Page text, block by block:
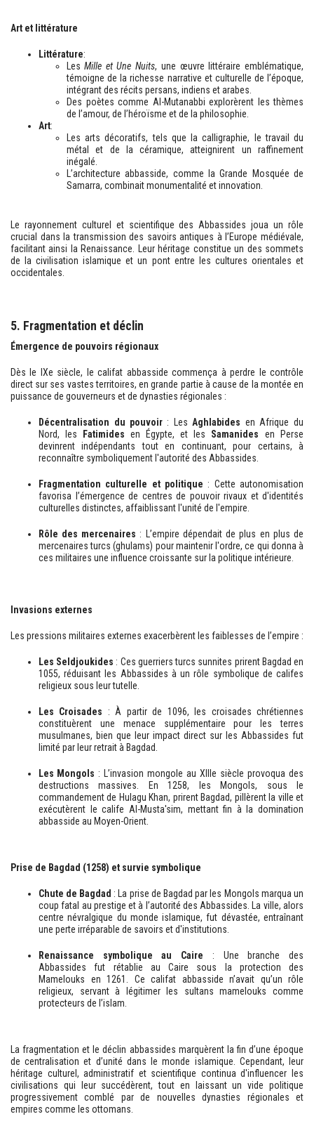
Art et littérature
Littérature:
Les Mille et Une Nuits, une œuvre littéraire emblématique,
témoigne de la richesse narrative et culturelle de l’époque,
intégrant des récits persans, indiens et arabes.
Des poètes comme Al-Mutanabbi explorèrent les thèmes
de l’amour, de l’héroïsme et de la philosophie.
Art:
Les arts décoratifs, tels que la calligraphie, le travail du
métal et de la céramique, atteignirent un raffinement
inégalé.
L’architecture abbasside, comme la Grande Mosquée de
Samarra, combinait monumentalité et innovation.
Le rayonnement culturel et scientifique des Abbassides joua un rôle
crucial dans la transmission des savoirs antiques à l’Europe médiévale,
facilitant ainsi la Renaissance. Leur héritage constitue un des sommets
de la civilisation islamique et un pont entre les cultures orientales et
occidentales.
5. Fragmentation et déclin
Émergence de pouvoirs régionaux
Dès le IXe siècle, le califat abbasside commença à perdre le contrôle
direct sur ses vastes territoires, en grande partie à cause de la montée en
puissance de gouverneurs et de dynasties régionales :
Décentralisation du pouvoir : Les Aghlabides en Afrique du
Nord, les
Fatimides en Égypte, et les Samanides en Perse
devinrent indépendants tout en continuant, pour certains, à
reconnaître symboliquement l'autorité des Abbassides.
Fragmentation culturelle et politique : Cette autonomisation
favorisa l’émergence de centres de pouvoir rivaux et d'identités
culturelles distinctes, affaiblissant l'unité de l'empire.
Rôle des mercenaires : L’empire dépendait de plus en plus de
mercenaires turcs (ghulams) pour maintenir l'ordre, ce qui donna à
ces militaires une influence croissante sur la politique intérieure.
Invasions externes
Les pressions militaires externes exacerbèrent les faiblesses de l’empire :
Les Seldjoukides : Ces guerriers turcs sunnites prirent Bagdad en
1055, réduisant les Abbassides à un rôle symbolique de califes
religieux sous leur tutelle.
Les Croisades : À partir de 1096, les croisades chrétiennes
constituèrent une menace supplémentaire pour les terres
musulmanes, bien que leur impact direct sur les Abbassides fut
limité par leur retrait à Bagdad.
Les Mongols : L’invasion mongole au XIIIe siècle provoqua des
destructions massives. En 1258, les Mongols, sous le
commandement de Hulagu Khan, prirent Bagdad, pillèrent la ville et
exécutèrent le calife Al-Musta'sim, mettant fin à la domination
abbasside au Moyen-Orient.
Prise de Bagdad (1258) et survie symbolique
Chute de Bagdad : La prise de Bagdad par les Mongols marqua un
coup fatal au prestige et à l’autorité des Abbassides. La ville, alors
centre névralgique du monde islamique, fut dévastée, entraînant
une perte irréparable de savoirs et d'institutions.
Renaissance symbolique au Caire : Une branche des
Abbassides fut rétablie au Caire sous la protection des
Mamelouks en 1261. Ce califat abbasside n’avait qu’un rôle
religieux, servant à légitimer les sultans mamelouks comme
protecteurs de l’islam.
La fragmentation et le déclin abbassides marquèrent la fin d’une époque
de centralisation et d’unité dans le monde islamique. Cependant, leur
héritage culturel, administratif et scientifique continua d'influencer les
civilisations qui leur succédèrent, tout en laissant un vide politique
progressivement comblé par de nouvelles dynasties régionales et
empires comme les ottomans.